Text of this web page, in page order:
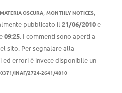
MATERIA OSCURA, MONTHLY NOTICES,
pubblicato il 21/06/2010e
09:25. I commenti sono aperti a
sito. Per segnalare alla
ed errori è invece disponibile un
INAF/2724-2641/4810